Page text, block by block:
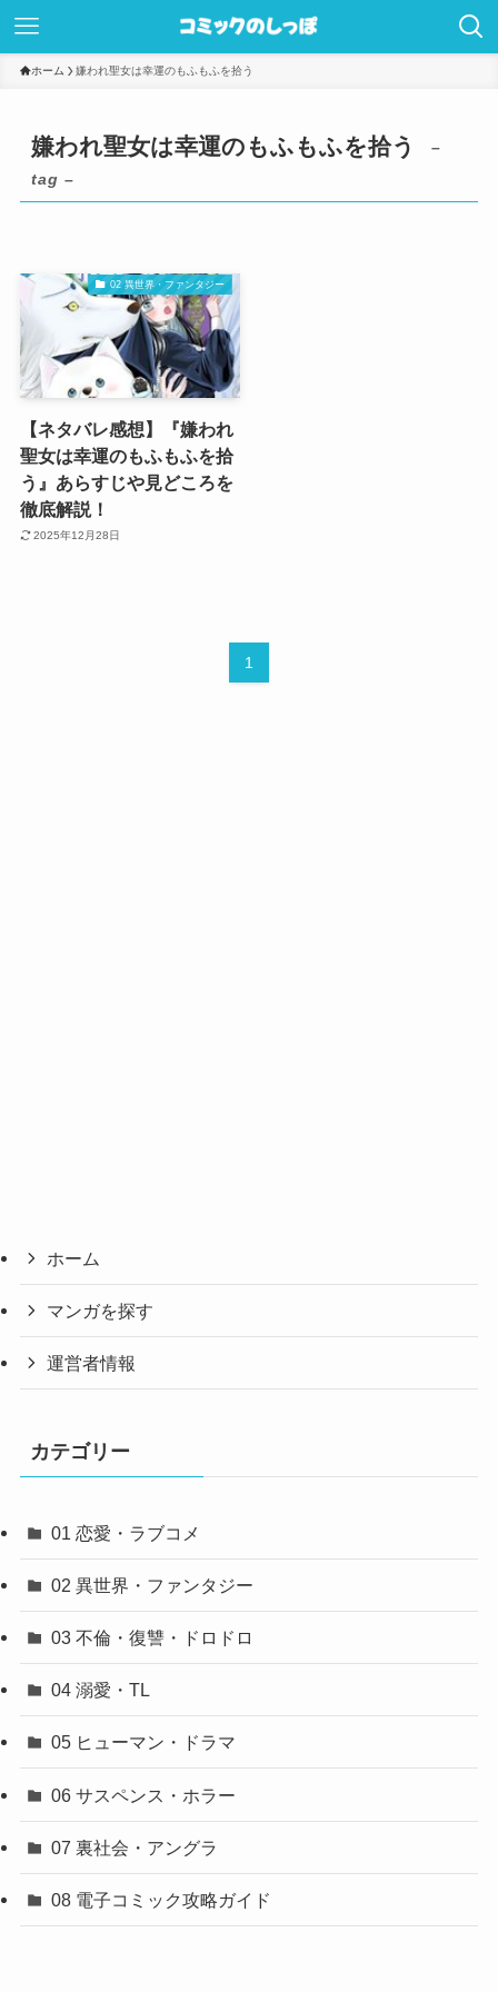
ホーム 嫌われ聖女は幸運のもふもふを拾う
嫌われ聖女は幸運のもふもふを拾う
–
tag –
02 異世界・ファンタジー
【ネタバレ感想】『嫌われ
聖女は幸運のもふもふを拾
う』あらすじや見どころを
徹底解説！
2025年12月28日
1
ホーム
マンガを探す
運営者情報
カテゴリー
01 恋愛・ラブコメ
02 異世界・ファンタジー
03 不倫・復讐・ドロドロ
04 溺愛・TL
05 ヒューマン・ドラマ
06 サスペンス・ホラー
07 裏社会・アングラ
08 電子コミック攻略ガイド